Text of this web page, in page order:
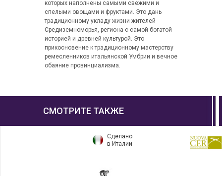
которых наполнены самыми свежими и
спелыми овощами и фруктами. Это дань
традиционному укладу жизни жителей
Средиземноморья, региона с самой богатой
историей и древней культурой. Это
прикосновение к традиционному мастерству
ремесленников итальянской Умбрии и вечное
обаяние провинциализма.
СМОТРИТЕ ТАКЖЕ
Сделано
в Италии